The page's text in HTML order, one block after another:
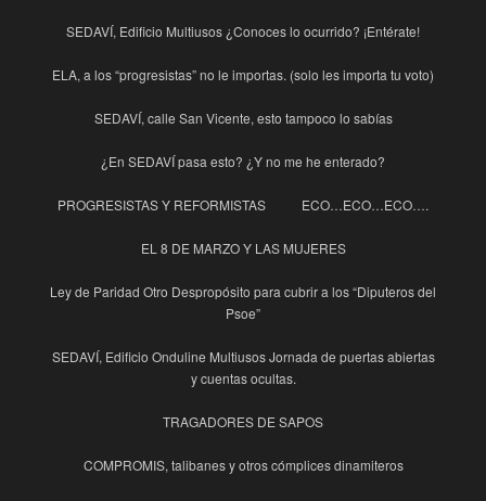
SEDAVÍ, Edificio Multiusos ¿Conoces lo ocurrido? ¡Entérate!
ELA, a los “progresistas” no le importas. (solo les importa tu voto)
SEDAVÍ, calle San Vicente, esto tampoco lo sabías
¿En SEDAVÍ pasa esto? ¿Y no me he enterado?
PROGRESISTAS Y REFORMISTAS ECO…ECO…ECO….
EL 8 DE MARZO Y LAS MUJERES
Ley de Paridad Otro Despropósito para cubrir a los “Diputeros del
Psoe”
SEDAVÍ, Edificio Onduline Multiusos Jornada de puertas abiertas
y cuentas ocultas.
TRAGADORES DE SAPOS
COMPROMIS, talibanes y otros cómplices dinamiteros